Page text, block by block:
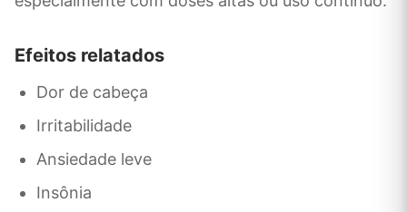
Efeitos relatados
Dor de cabeça
Irritabilidade
Ansiedade leve
Insônia